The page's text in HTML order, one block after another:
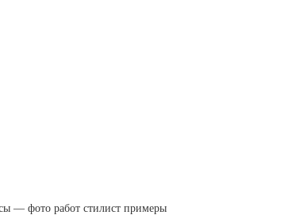
— фото работ стилист примеры